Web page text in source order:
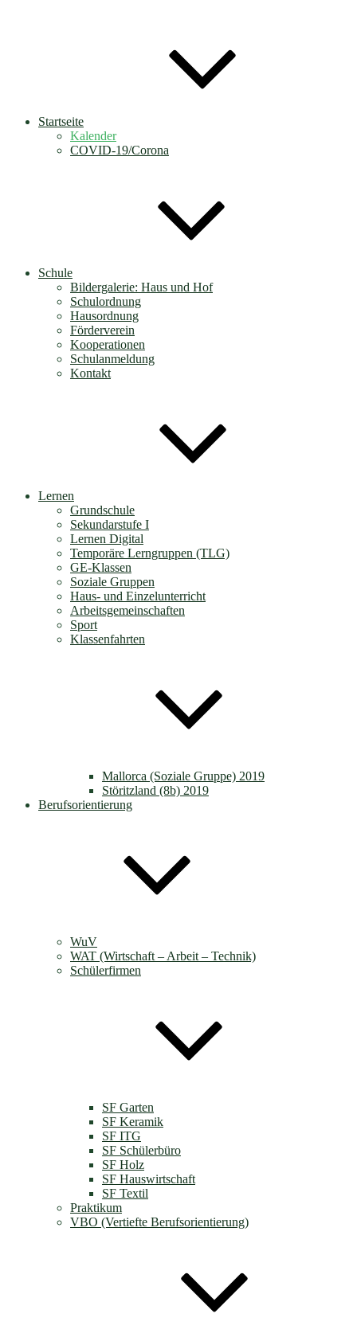
Startseite
Kalender
COVID-19/Corona
Schule
Bildergalerie: Haus und Hof
Schulordnung
Hausordnung
Förderverein
Kooperationen
Schulanmeldung
Kontakt
Lernen
Grundschule
Sekundarstufe I
Lernen Digital
Temporäre Lerngruppen (TLG)
GE-Klassen
Soziale Gruppen
Haus- und Einzelunterricht
Arbeitsgemeinschaften
Sport
Klassenfahrten
Mallorca (Soziale Gruppe) 2019
Störitzland (8b) 2019
Berufsorientierung
WuV
WAT (Wirtschaft – Arbeit – Technik)
Schülerfirmen
SF Garten
SF Keramik
SF ITG
SF Schülerbüro
SF Holz
SF Hauswirtschaft
SF Textil
Praktikum
VBO (Vertiefte Berufsorientierung)